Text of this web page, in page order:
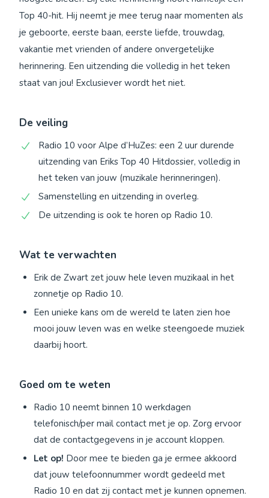
Top 40-hit. Hij neemt je mee terug naar momenten als
je geboorte, eerste baan, eerste liefde, trouwdag,
vakantie met vrienden of andere onvergetelijke
herinnering. Een uitzending die volledig in het teken
staat van jou! Exclusiever wordt het niet.
De veiling
Radio 10 voor Alpe d’HuZes: een 2 uur durende
uitzending van Eriks Top 40 Hitdossier, volledig in
het teken van jouw (muzikale herinneringen).
Samenstelling en uitzending in overleg.
De uitzending is ook te horen op Radio 10.
Wat te verwachten
Erik de Zwart zet jouw hele leven muzikaal in het
zonnetje op Radio 10.
Een unieke kans om de wereld te laten zien hoe
mooi jouw leven was en welke steengoede muziek
daarbij hoort.
Goed om te weten
Radio 10 neemt binnen 10 werkdagen
telefonisch/per mail contact met je op. Zorg ervoor
dat de contactgegevens in je account kloppen.
Let op! Door mee te bieden ga je ermee akkoord
dat jouw telefoonnummer wordt gedeeld met
Radio 10 en dat zij contact met je kunnen opnemen.